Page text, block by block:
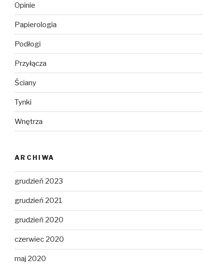
Opinie
Papierologia
Podłogi
Przyłącza
Ściany
Tynki
Wnętrza
ARCHIWA
grudzień 2023
grudzień 2021
grudzień 2020
czerwiec 2020
maj 2020